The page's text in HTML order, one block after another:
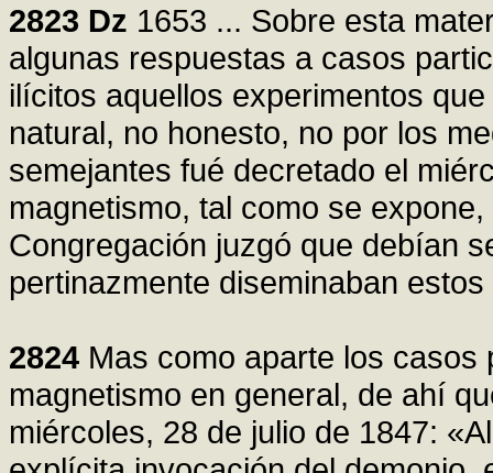
2823 Dz 1653 ... Sobre esta
algunas respuestas a casos
ilícitos aquellos experimentos
natural, no honesto, no por los
semejantes fué decretado el
magnetismo, tal como se
Congregación juzgó que debían
pertinazmente diseminaban
2824 Mas como aparte los
magnetismo en general, de ahí
miércoles, 28 de julio de 1847: